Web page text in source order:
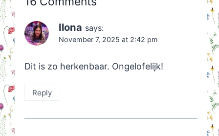
Ilona says:
November 7, 2025 at 2:42 pm
Dit is zo herkenbaar. Ongelofelijk!
Reply